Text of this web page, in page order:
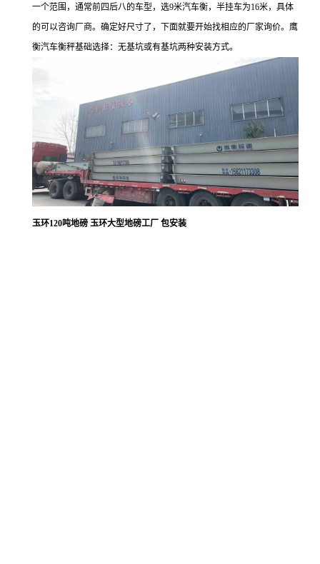
一个范围，通常前四后八的车型，选9米汽车衡，半挂车为16米，具体
的可以咨询厂商。确定好尺寸了，下面就要开始找相应的厂家询价。鹰
衡汽车衡秤基础选择：无基坑或有基坑两种安装方式。
玉环120吨地磅 玉环大型地磅工厂 包安装